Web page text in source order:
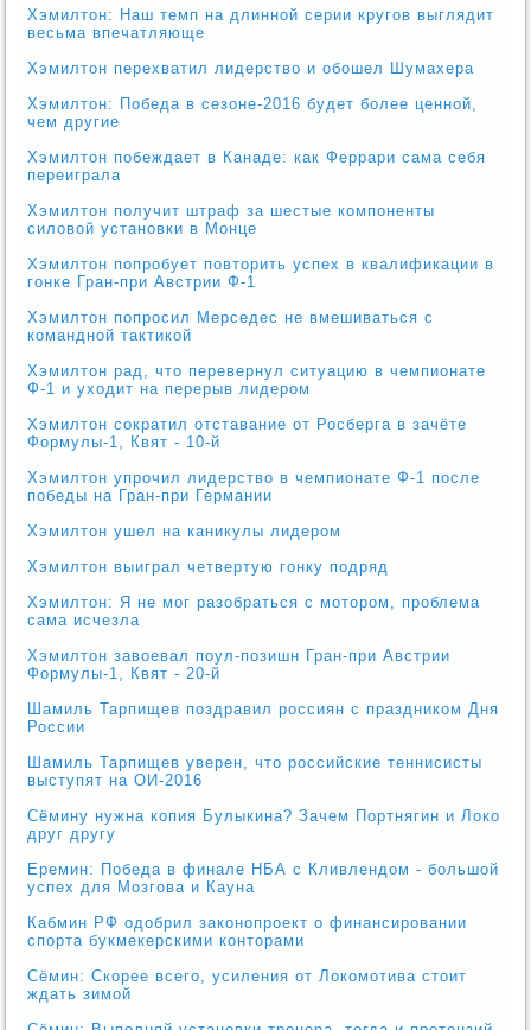
Хэмилтон: Наш темп на длинной серии кругов выглядит
весьма впечатляюще
Хэмилтон перехватил лидерство и обошел Шумахера
Хэмилтон: Победа в сезоне-2016 будет более ценной,
чем другие
Хэмилтон побеждает в Канаде: как Феррари сама себя
переиграла
Хэмилтон получит штраф за шестые компоненты
силовой установки в Монце
Хэмилтон попробует повторить успех в квалификации в
гонке Гран-при Австрии Ф-1
Хэмилтон попросил Мерседес не вмешиваться с
командной тактикой
Хэмилтон рад, что перевернул ситуацию в чемпионате
Ф-1 и уходит на перерыв лидером
Хэмилтон сократил отставание от Росберга в зачёте
Формулы-1, Квят - 10-й
Хэмилтон упрочил лидерство в чемпионате Ф-1 после
победы на Гран-при Германии
Хэмилтон ушел на каникулы лидером
Хэмилтон выиграл четвертую гонку подряд
Хэмилтон: Я не мог разобраться с мотором, проблема
сама исчезла
Хэмилтон завоевал поул-позишн Гран-при Австрии
Формулы-1, Квят - 20-й
Шамиль Тарпищев поздравил россиян с праздником Дня
России
Шамиль Тарпищев уверен, что российские теннисисты
выступят на ОИ-2016
Сёмину нужна копия Булыкина? Зачем Портнягин и Локо
друг другу
Еремин: Победа в финале НБА с Кливлендом - большой
успех для Мозгова и Кауна
Кабмин РФ одобрил законопроект о финансировании
спорта букмекерскими конторами
Сёмин: Скорее всего, усиления от Локомотива стоит
ждать зимой